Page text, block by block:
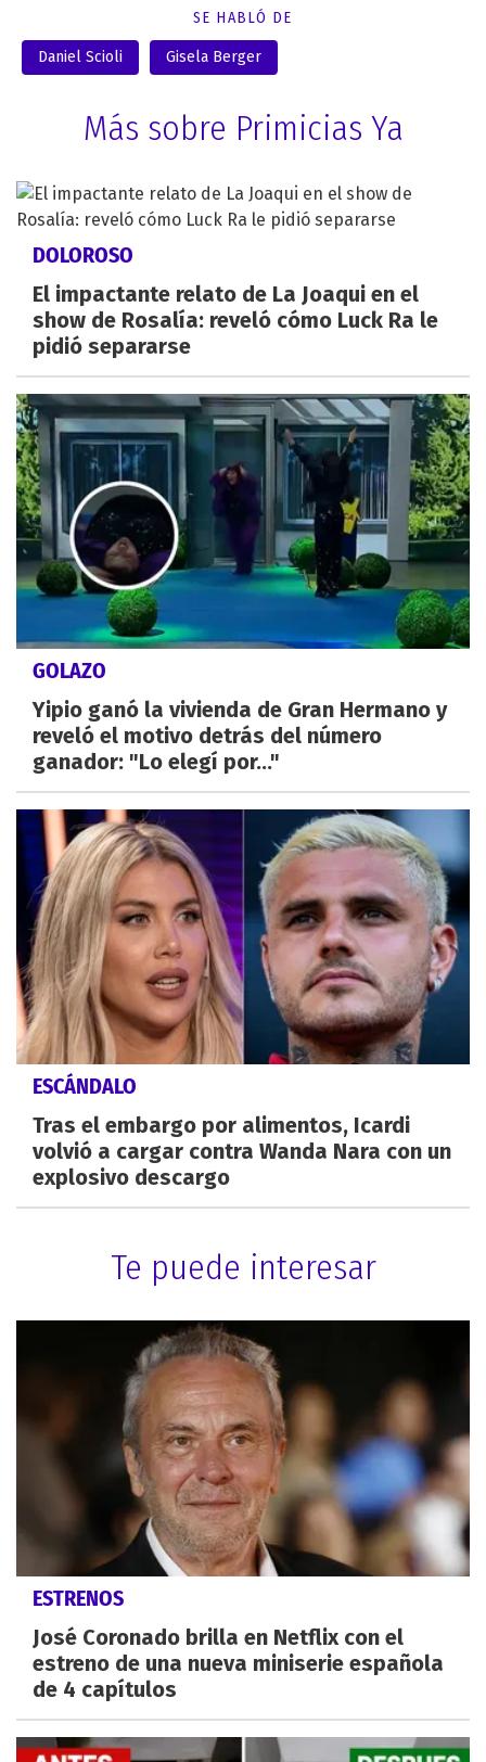
SE HABLÓ DE
Daniel Scioli Gisela Berger
Más sobre Primicias Ya
DOLOROSO
El impactante relato de La Joaqui en el
show de Rosalía: reveló cómo Luck Ra le
pidió separarse
GOLAZO
Yipio ganó la vivienda de Gran Hermano y
reveló el motivo detrás del número
ganador: "Lo elegí por..."
ESCÁNDALO
Tras el embargo por alimentos, Icardi
volvió a cargar contra Wanda Nara con un
explosivo descargo
Te puede interesar
ESTRENOS
José Coronado brilla en Netflix con el
estreno de una nueva miniserie española
de 4 capítulos